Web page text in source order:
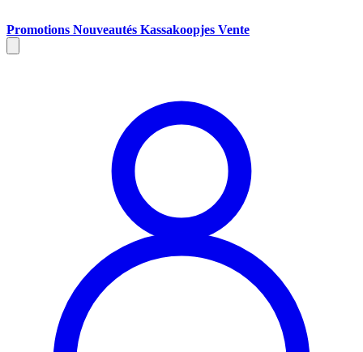
Promotions Nouveautés Kassakoopjes Vente